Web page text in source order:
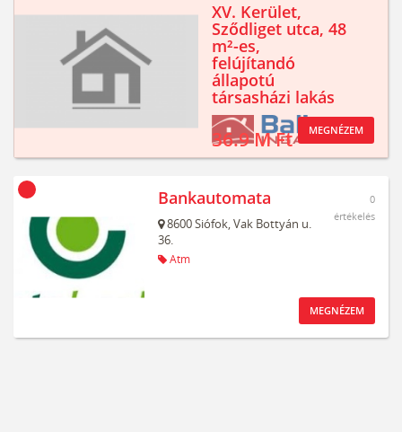
XV. Kerület,
Sződliget utca, 48
m²-es,
felújítandó
állapotú
társasházi lakás
36.9 M Ft MEGNÉZEM
Bankautomata
8600Siófok,Vak Bottyán u.
36.
Atm
0
értékelés
MEGNÉZEM